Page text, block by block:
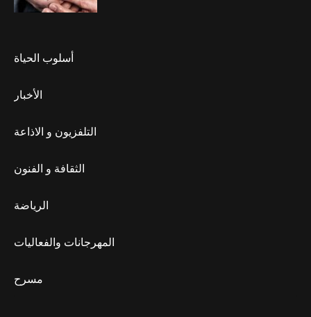
أسلوب الحياة
الأخبار
التلفزيون و الاذاعة
الثقافة و الفنون
الرياضة
المهرجانات والفعاليات
مسرح